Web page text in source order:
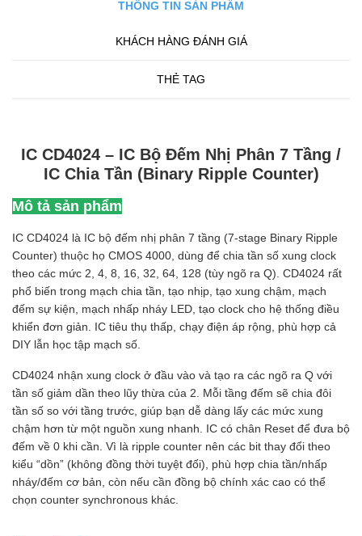
THÔNG TIN SẢN PHẨM
KHÁCH HÀNG ĐÁNH GIÁ
THẺ TAG
IC CD4024 – IC Bộ Đếm Nhị Phân 7 Tầng /
IC Chia Tần (Binary Ripple Counter)
Mô tả sản phẩm
IC CD4024 là IC bộ đếm nhị phân 7 tầng (7-stage Binary Ripple
Counter) thuộc họ CMOS 4000, dùng để chia tần số xung clock
theo các mức 2, 4, 8, 16, 32, 64, 128 (tùy ngõ ra Q). CD4024 rất
phổ biến trong mạch chia tần, tạo nhịp, tạo xung chậm, mạch
đếm sự kiện, mạch nhấp nháy LED, tạo clock cho hệ thống điều
khiển đơn giản. IC tiêu thụ thấp, chạy điện áp rộng, phù hợp cả
DIY lẫn học tập mạch số.
CD4024 nhận xung clock ở đầu vào và tạo ra các ngõ ra Q với
tần số giảm dần theo lũy thừa của 2. Mỗi tầng đếm sẽ chia đôi
tần số so với tầng trước, giúp bạn dễ dàng lấy các mức xung
chậm hơn từ một nguồn xung nhanh. IC có chân Reset để đưa bộ
đếm về 0 khi cần. Vì là ripple counter nên các bit thay đổi theo
kiểu “dồn” (không đồng thời tuyệt đối), phù hợp chia tần/nhấp
nháy/đếm cơ bản, còn nếu cần đồng bộ chính xác cao có thể
chọn counter synchronous khác.